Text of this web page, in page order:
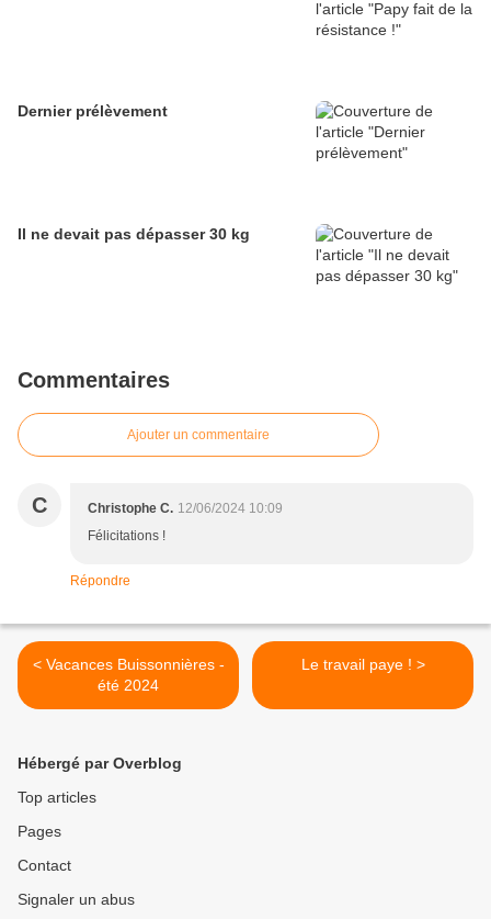
Dernier prélèvement
Il ne devait pas dépasser 30 kg
Commentaires
Ajouter un commentaire
C Christophe C. 12/06/2024 10:09
Félicitations !
Répondre
< Vacances Buissonnières -
été 2024
Le travail paye ! >
Hébergé par Overblog
Top articles
Pages
Contact
Signaler un abus